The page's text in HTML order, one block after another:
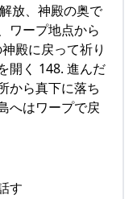
放、神殿の奥で
ワープ地点から
殿に戻って祈り
開く 148. 進んだ
から真下に落ち
へはワープで戻
す